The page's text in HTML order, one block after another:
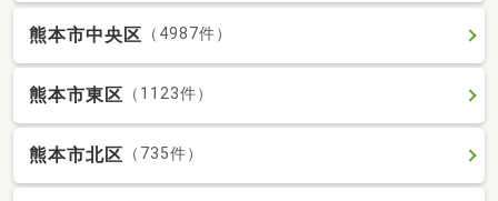
熊本市中央区 （4987件）
熊本市東区 （1123件）
熊本市北区 （735件）